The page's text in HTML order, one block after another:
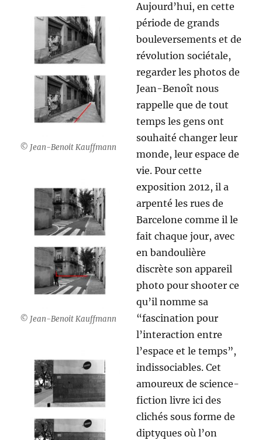
© Jean-Benoit Kauffmann
© Jean-Benoit Kauffmann
Aujourd’hui, en cette
période de grands
bouleversements et de
révolution sociétale,
regarder les photos de
Jean-Benoît nous
rappelle que de tout
temps les gens ont
souhaité changer leur
monde, leur espace de
vie. Pour cette
exposition 2012, il a
arpenté les rues de
Barcelone comme il le
fait chaque jour, avec
en bandoulière
discrète son appareil
photo pour shooter ce
qu’il nomme sa
“fascination pour
l’interaction entre
l’espace et le temps”,
indissociables. Cet
amoureux de science-
fiction livre ici des
clichés sous forme de
diptyques où l’on